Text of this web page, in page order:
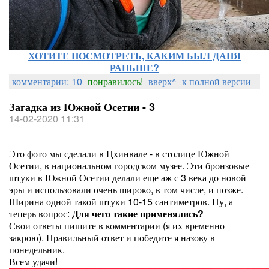
ХОТИТЕ ПОСМОТРЕТЬ, КАКИМ БЫЛ ДАНЯ
РАНЬШЕ?
комментарии: 10 понравилось! вверх^ к полной версии
Загадка из Южной Осетии - 3
14-02-2020 11:31
Это фото мы сделали в Цхинвале - в столице Южной
Осетии, в национальном городском музее. Эти бронзовые
штуки в Южной Осетии делали еще аж с 3 века до новой
эры и использовали очень широко, в том числе, и позже.
Ширина одной такой штуки 10-15 сантиметров. Ну, а
теперь вопрос: Для чего такие применялись?
Свои ответы пишите в комментарии (я их временно
закрою). Правильный ответ и победите я назову в
понедельник.
Всем удачи!